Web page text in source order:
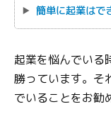
簡単に起業はで
起業を悩んでいる
勝っています。そ
でいることをお勧